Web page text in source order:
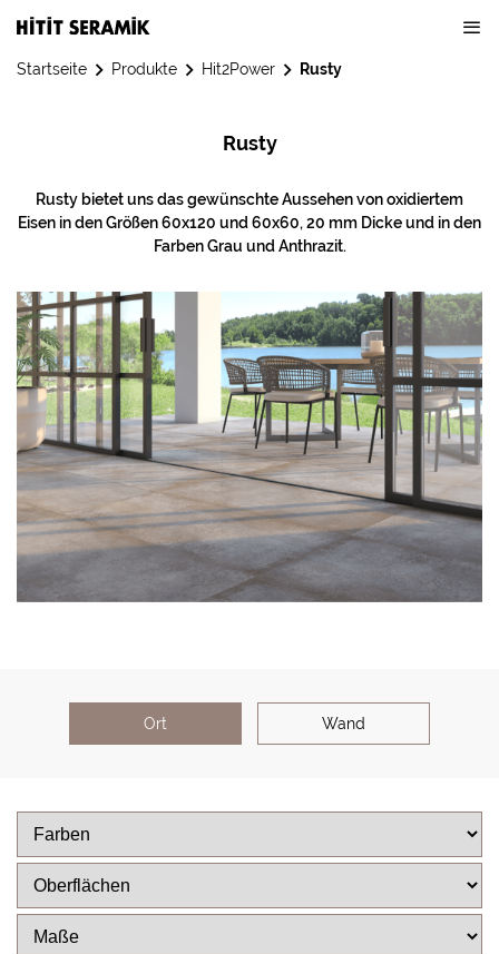
Startseite Produkte Hit2Power Rusty
Rusty
Rusty bietet uns das gewünschte Aussehen von oxidiertem
Eisen in den Größen 60x120 und 60x60, 20 mm Dicke und in den
Farben Grau und Anthrazit.
Ort Wand